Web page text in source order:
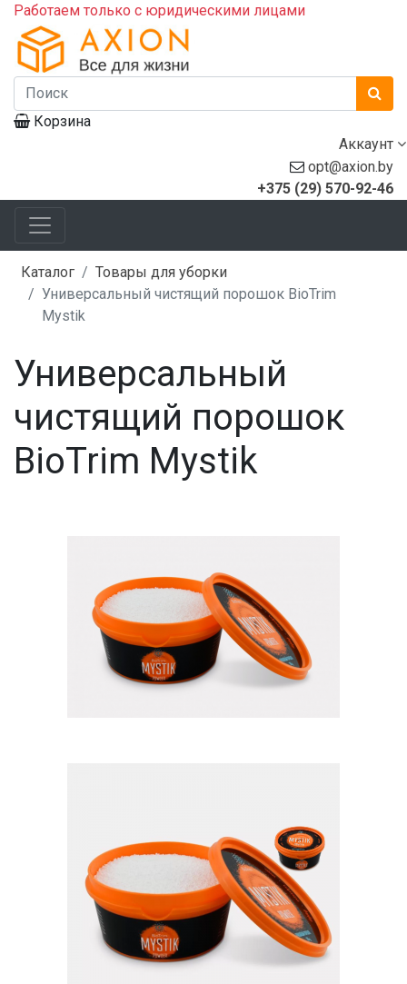
Работаем только с юридическими лицами
Корзина
Аккаунт
opt@axion.by
+375 (29) 570-92-46
Каталог
Товары для уборки
Универсальный чистящий порошок BioTrim
Mystik
Универсальный
чистящий порошок
BioTrim Mystik